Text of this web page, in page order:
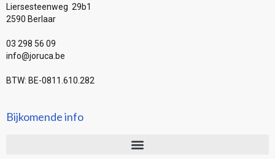
Liersesteenweg 29b1
2590 Berlaar
03 298 56 09
info@joruca.be
BTW: BE-0811.610.282
Bijkomende info